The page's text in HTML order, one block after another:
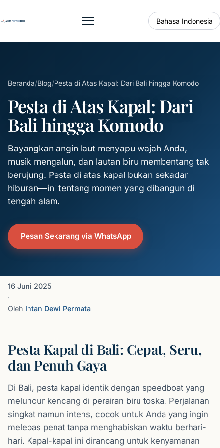
Buka menu Bahasa Indonesia
Beranda/Blog/Pesta di Atas Kapal: Dari Bali hingga Komodo
Pesta di Atas Kapal: Dari
Bali hingga Komodo
Bayangkan angin laut menyapu wajah Anda,
musik mengalun, dan lautan biru membentang tak
berujung. Pesta di atas kapal bukan sekadar
hiburan—ini tentang momen yang dibangun di
tengah alam.
Pesan Sekarang via WhatsApp
16 Juni 2025
·
Oleh Intan Dewi Permata
Pesta Kapal di Bali: Cepat, Seru,
dan Penuh Gaya
Di Bali, pesta kapal identik dengan speedboat yang
meluncur kencang di perairan biru toska. Perjalanan
singkat namun intens, cocok untuk Anda yang ingin
melepas penat tanpa menghabiskan waktu berhari-
hari. Kapal-kapal ini dirancang untuk kenyamanan